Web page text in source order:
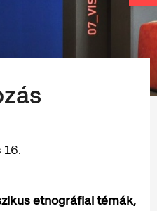
16.
etnográfiai témák,